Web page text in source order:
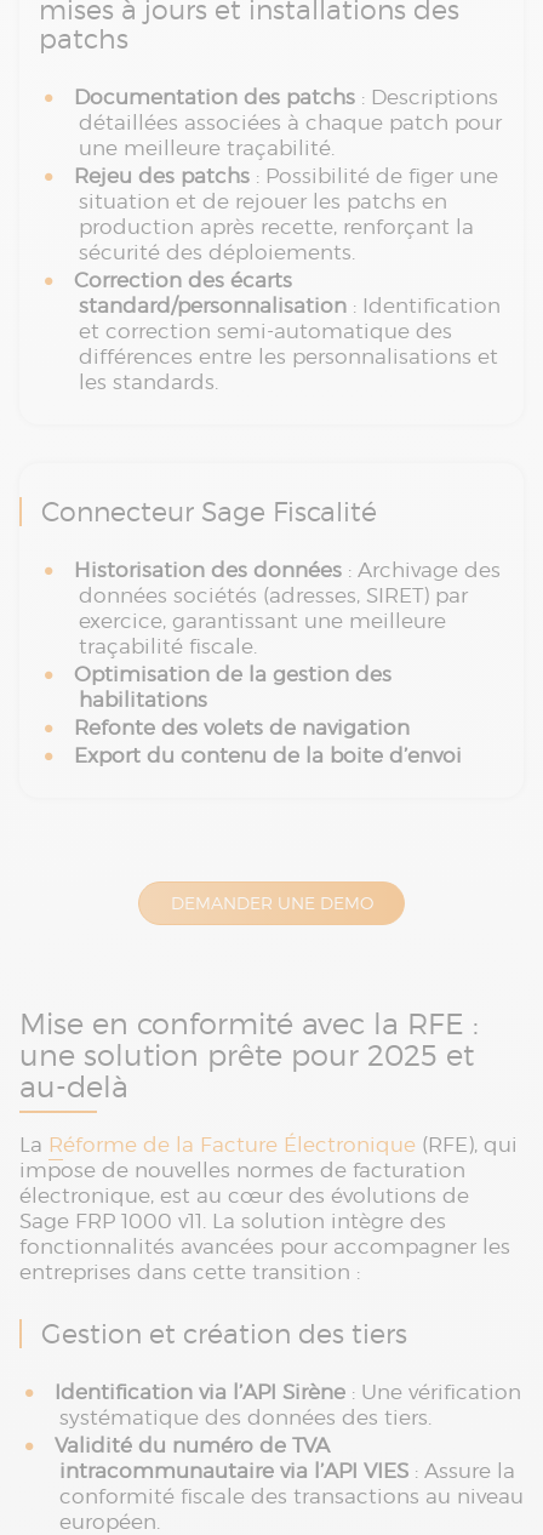
mises à jours et installations des
patchs
Documentation des patchs : Descriptions
détaillées associées à chaque patch pour
une meilleure traçabilité.
Rejeu des patchs : Possibilité de figer une
situation et de rejouer les patchs en
production après recette, renforçant la
sécurité des déploiements.
Correction des écarts
standard/personnalisation : Identification
et correction semi-automatique des
différences entre les personnalisations et
les standards.
Connecteur Sage Fiscalité
Historisation des données : Archivage des
données sociétés (adresses, SIRET) par
exercice, garantissant une meilleure
traçabilité fiscale.
Optimisation de la gestion des
habilitations
Refonte des volets de navigation
Export du contenu de la boite d’envoi
DEMANDER UNE DEMO
Mise en conformité avec la RFE :
une solution prête pour 2025 et
au-delà
La Réforme de la Facture Électronique (RFE), qui
impose de nouvelles normes de facturation
électronique, est au cœur des évolutions de
Sage FRP 1000 v11. La solution intègre des
fonctionnalités avancées pour accompagner les
entreprises dans cette transition :
Gestion et création des tiers
Identification via l’API Sirène : Une vérification
systématique des données des tiers.
Validité du numéro de TVA
intracommunautaire via l’API VIES : Assure la
conformité fiscale des transactions au niveau
européen.